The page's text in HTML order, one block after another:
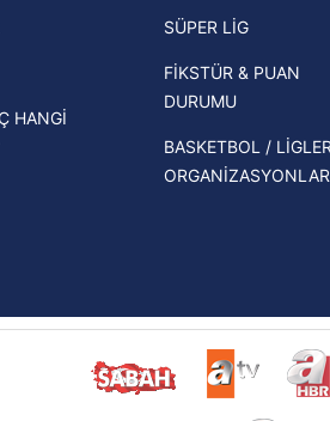
Kupası haberleri
Ligi haberleri
Ligi haberleri
Ligi haberleri
HANGİ
SÜPER LİG
FİKSTÜR & PUAN
DURUMU
BASKETBOL /
ORGANİZASYONLAR